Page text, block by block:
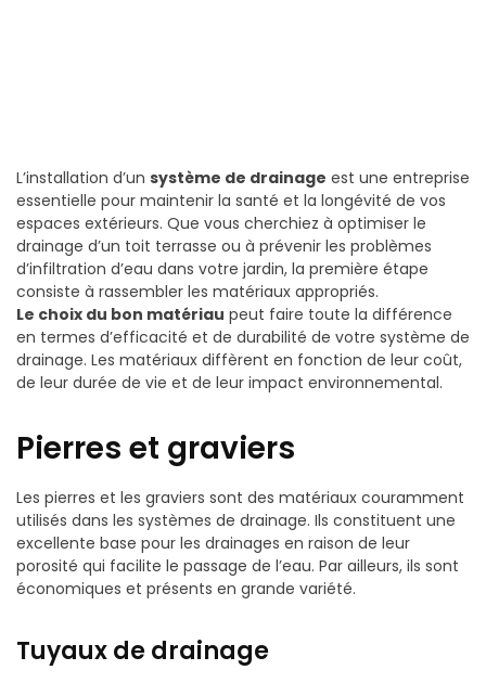
L’installation d’un système de drainage est une entreprise
essentielle pour maintenir la santé et la longévité de vos
espaces extérieurs. Que vous cherchiez à optimiser le
drainage d’un toit terrasse ou à prévenir les problèmes
d’infiltration d’eau dans votre jardin, la première étape
consiste à rassembler les matériaux appropriés.
Le choix du bon matériau peut faire toute la différence
en termes d’efficacité et de durabilité de votre système de
drainage. Les matériaux diffèrent en fonction de leur coût,
de leur durée de vie et de leur impact environnemental.
Pierres et graviers
Les pierres et les graviers sont des matériaux couramment
utilisés dans les systèmes de drainage. Ils constituent une
excellente base pour les drainages en raison de leur
porosité qui facilite le passage de l’eau. Par ailleurs, ils sont
économiques et présents en grande variété.
Tuyaux de drainage